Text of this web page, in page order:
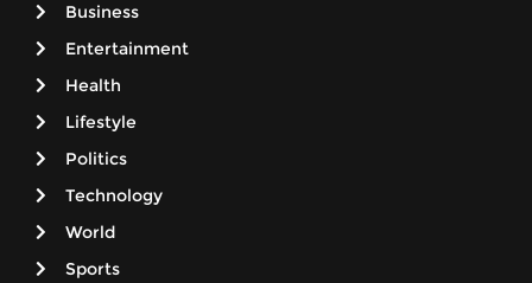
Business
Entertainment
Health
Lifestyle
Politics
Technology
World
Sports